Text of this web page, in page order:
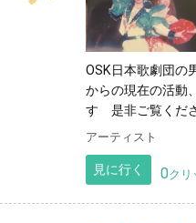
OSK日本歌劇団の
からの現在の活動
す 是非ご覧くだ
アーティスト
見に行く 0クリ